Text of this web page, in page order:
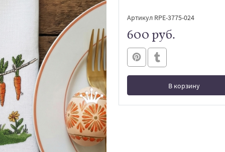
Артикул RPE-3775-024
600 руб.
В корзину
В корзине